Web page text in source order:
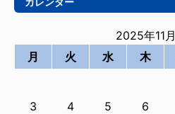
2025年11月
月
火 水 木
3
4 5 6